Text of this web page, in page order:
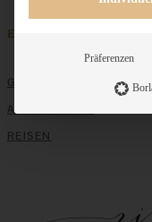
Entdecken
GRUNDLAGEN
ALLE REZEPTE
REISEN
Präferenzen